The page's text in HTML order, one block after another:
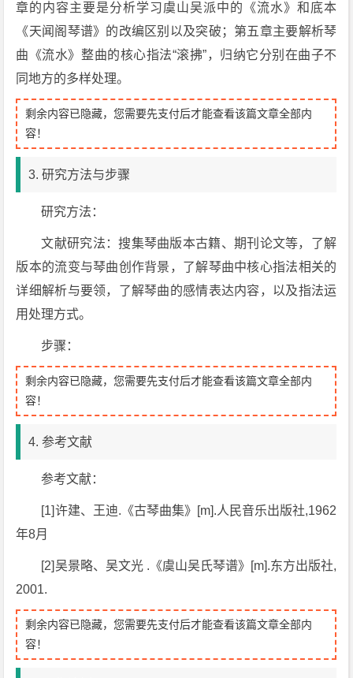
章的内容主要是分析学习虞山吴派中的《流水》和底本
《天闻阁琴谱》的改编区别以及突破；第五章主要解析琴
曲《流水》整曲的核心指法“滚拂”，归纳它分别在曲子不
同地方的多样处理。
剩余内容已隐藏，您需要先支付后才能查看该篇文章全部内
容！
3. 研究方法与步骤
研究方法：
文献研究法：搜集琴曲版本古籍、期刊论文等，了解
版本的流变与琴曲创作背景，了解琴曲中核心指法相关的
详细解析与要领，了解琴曲的感情表达内容，以及指法运
用处理方式。
步骤：
剩余内容已隐藏，您需要先支付后才能查看该篇文章全部内
容！
4. 参考文献
参考文献：
[1]许建、王迪.《古琴曲集》[m].人民音乐出版社,1962
年8月
[2]吴景略、吴文光 .《虞山吴氏琴谱》[m].东方出版社,
2001.
剩余内容已隐藏，您需要先支付后才能查看该篇文章全部内
容！